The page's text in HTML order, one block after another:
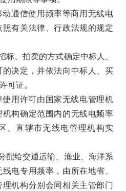
动通信使用频率等商用无线电
有关法律、行政法规的规定
标、拍卖的方式确定中标人、
决定，并依法向中标人、买
可证。
使用许可由国家无线电管理机
构确定范围内的无线电频率
、直辖市无线电管理机构实
配给交通运输、渔业、海洋系
电专用频率，由所在地省、
机构分别会同相关主管部门